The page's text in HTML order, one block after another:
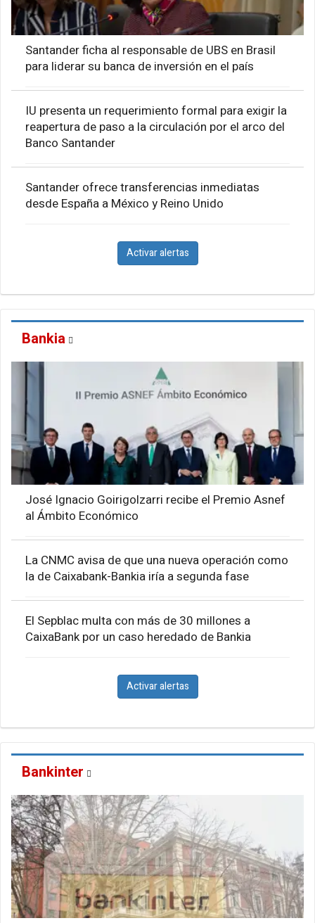
Santander ficha al responsable de UBS en Brasil
para liderar su banca de inversión en el país
IU presenta un requerimiento formal para exigir la
reapertura de paso a la circulación por el arco del
Banco Santander
Santander ofrece transferencias inmediatas
desde España a México y Reino Unido
Activar alertas
Bankia
José Ignacio Goirigolzarri recibe el Premio Asnef
al Ámbito Económico
La CNMC avisa de que una nueva operación como
la de Caixabank-Bankia iría a segunda fase
El Sepblac multa con más de 30 millones a
CaixaBank por un caso heredado de Bankia
Activar alertas
Bankinter